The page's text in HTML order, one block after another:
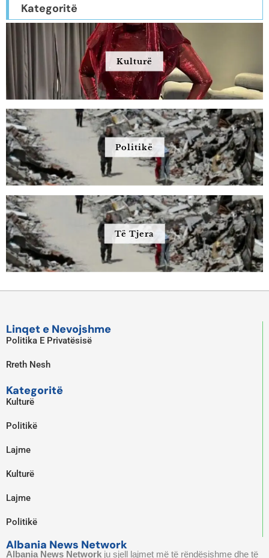
Kategoritë
Kulturë
Politikë
Të Tjera
Linqet e Nevojshme
Politika E Privatësisë
Rreth Nesh
Kategoritë
Kulturë
Politikë
Lajme
Kulturë
Lajme
Politikë
Albania News Network
Albania News Network ju sjell lajmet më të rëndësishme dhe të